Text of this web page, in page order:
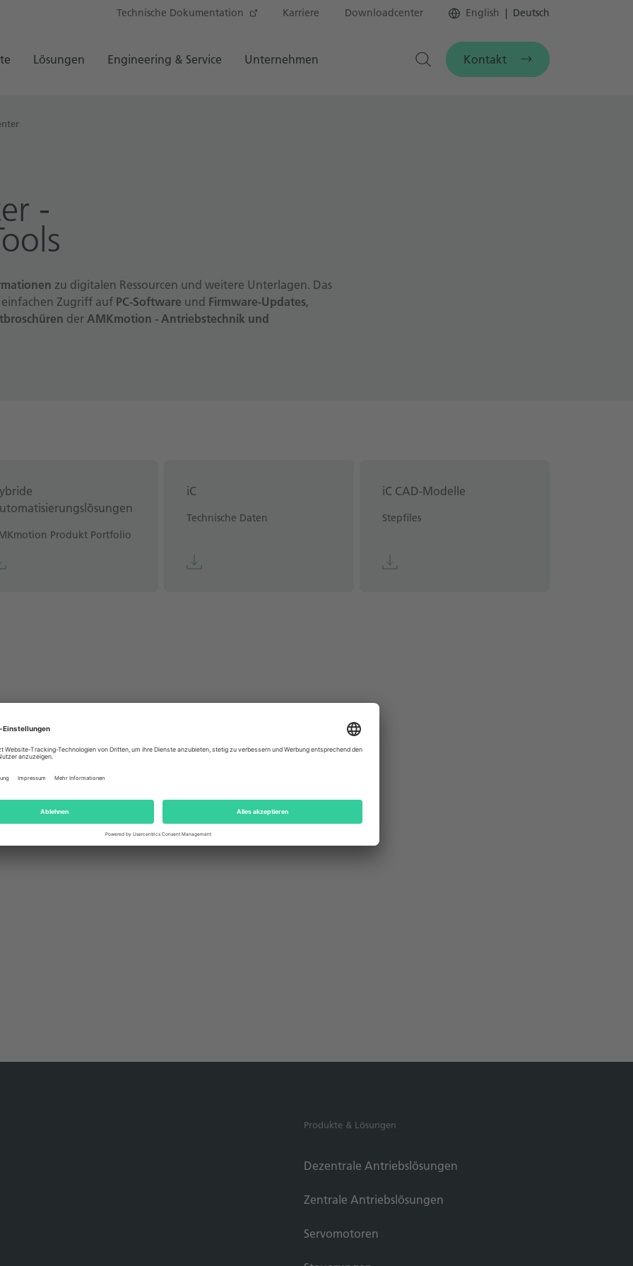
Technische Dokumentation Karriere Downloadcenter English Deutsch
Lösungen Engineering & Service Unternehmen Kontakt
-
zu digitalen Ressourcen und weitere Unterlagen. Das
Zugriff auf PC-Software und Firmware-Updates,
der AMKmotion - Antriebstechnik und
Produkt Portfolio
iC
Technische Daten
iC CAD-Modelle
Stepfiles
Produkte & Lösungen
Dezentrale Antriebslösungen
Zentrale Antriebslösungen
Servomotoren